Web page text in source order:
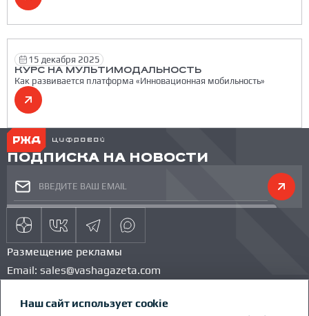
15 декабря 2025
КУРС НА МУЛЬТИМОДАЛЬНОСТЬ
Как развивается платформа «Инновационная мобильность»
ПОДПИСКА НА НОВОСТИ
Размещение рекламы
Email: sales@vashagazeta.com
КОМАНДА ПРОЕКТА
Наш сайт использует cookie